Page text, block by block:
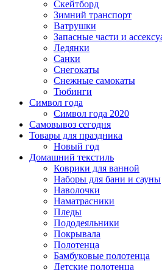
Скейтборд
Зимний транспорт
Ватрушки
Запасные части и
Ледянки
Санки
Снегокаты
Снежные самокаты
Тюбинги
Символ года
Символ года 2020
Самовывоз сегодня
Товары для праздника
Новый год
Домашний текстиль
Коврики для ванной
Наборы для бани и сауны
Наволочки
Наматрасники
Пледы
Пододеяльники
Покрывала
Полотенца
Бамбуковые полотенца
Детские полотенца